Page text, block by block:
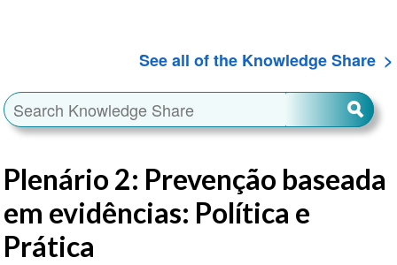
See all of the Knowledge Share
Plenário 2: Prevenção baseada
em evidências: Política e
Prática